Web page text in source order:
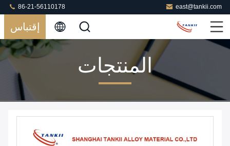
east@tankii.com
86-21-56110178
إقتباس
المنتجات